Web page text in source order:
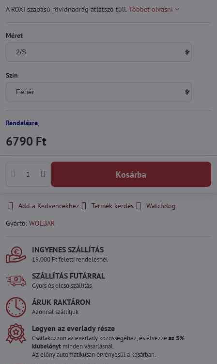
A ROXI szabású rövidnadrág átlátszó tüll. Többet olvasni
Méret
Szín
Rendelésre
6790 Ft
Kosárba
Add a Kedvencekhez Termék kérdés
Watchdog
Gyártó: WOLBAR
INGYENES SZÁLLÍTÁS
19.000 Ft feletti rendelésnél
SZÁLLÍTÁS FUTÁRRAL
Gyors és olcsó szállítás
ÁRUK RAKTÁRON
Azonnal szállítjuk
Legyen az everlady része
Csatlakozzon az everlady közösségéhez, és élvezze az 5%
klubelőnyt minden vásárlásnál.
Az előny automatikusan érvényesül a kosárban.